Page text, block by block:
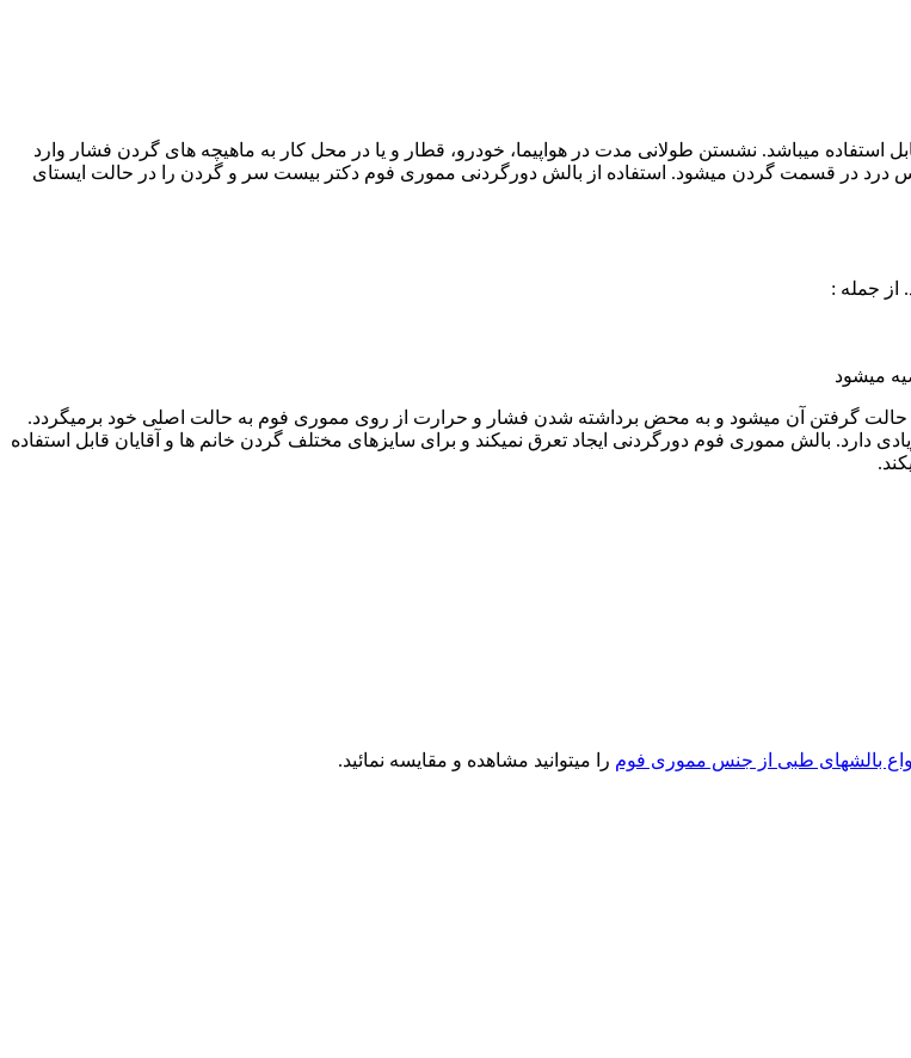
میباشد. نشستن طولانی مدت در هواپیما، خودرو، قطار و یا در محل کار به ماهیچه های گردن فشار وارد
درد در قسمت گردن میشود. استفاده از بالش دورگردنی مموری فوم دکتر بیست سر و گردن را در حالت ایستای
از جمله :
میشود
گرفتن آن میشود و به محض برداشته شدن فشار و حرارت از روی مموری فوم به حالت اصلی خود برمیگردد.
دارد. بالش مموری فوم دورگردنی ایجاد تعرق نمیکند و برای سایزهای مختلف گردن خانم ها و آقایان قابل استفاده
بالشهای طبی از جنس مموری فوم را میتوانید مشاهده و مقایسه نمائید.